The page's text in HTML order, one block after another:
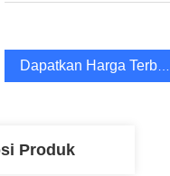
Dapatkan Harga Terbaik
Produk